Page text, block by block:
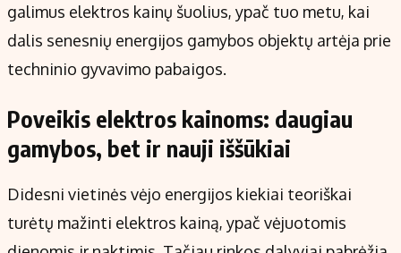
galimus elektros kainų šuolius, ypač tuo metu, kai
dalis senesnių energijos gamybos objektų artėja prie
techninio gyvavimo pabaigos.
Poveikis elektros kainoms: daugiau
gamybos, bet ir nauji iššūkiai
Didesni vietinės vėjo energijos kiekiai teoriškai
turėtų mažinti elektros kainą, ypač vėjuotomis